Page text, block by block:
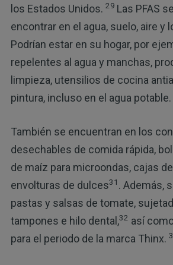
los Estados Unidos. 29 Las PFAS
encontrar en el agua, suelo, aire y
Podrían estar en su hogar, por
repelentes al agua y manchas,
limpieza, utensilios de cocina
pintura, incluso en el agua potable.
También se encuentran en los
desechables de comida rápida,
de maíz para microondas, cajas
envolturas de dulces31 . Además,
pastas y salsas de tomate,
tampones e hilo dental,32 así
para el periodo de la marca Thinx.